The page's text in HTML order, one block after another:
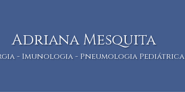
Adriana Mesquita
- Imunologia - Pneumologia Pediátrica